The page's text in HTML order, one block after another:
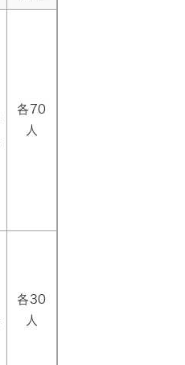
各70
人
各30
人